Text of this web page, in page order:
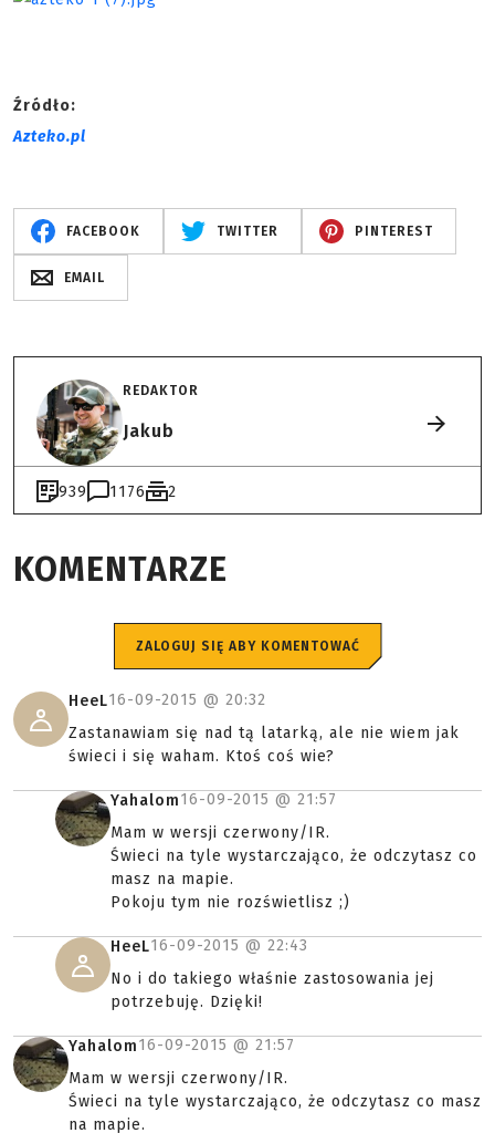
Źródło:
Azteko.pl
FACEBOOK TWITTER PINTEREST
EMAIL
REDAKTOR
Jakub
939 1176 2
KOMENTARZE
ZALOGUJ SIĘ ABY KOMENTOWAĆ
HeeL16-09-2015 @ 20:32
Zastanawiam się nad tą latarką, ale nie wiem jak
świeci i się waham. Ktoś coś wie?
Yahalom16-09-2015 @ 21:57
Mam w wersji czerwony/IR.
Świeci na tyle wystarczająco, że odczytasz co
masz na mapie.
Pokoju tym nie rozświetlisz ;)
HeeL16-09-2015 @ 22:43
No i do takiego właśnie zastosowania jej
potrzebuję. Dzięki!
Yahalom16-09-2015 @ 21:57
Mam w wersji czerwony/IR.
Świeci na tyle wystarczająco, że odczytasz co masz
na mapie.